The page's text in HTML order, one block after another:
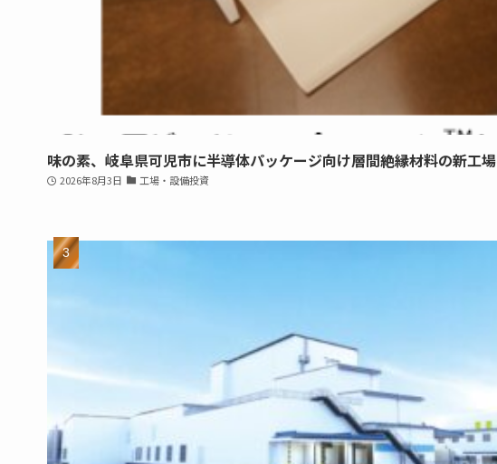
味の素、岐阜県可児市に半導体パッケージ向け層間絶縁材料の新工場
2026年8月3日 工場・設備投資